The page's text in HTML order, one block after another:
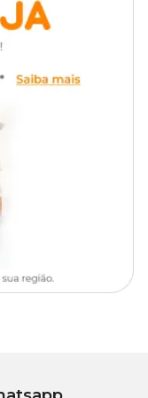
do local a ser
dos insetos;
para retornar ao
formigas.
SC 25